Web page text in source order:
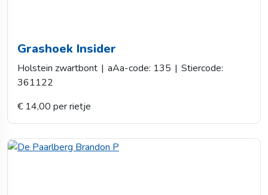
Grashoek Insider
Holstein zwartbont | aAa-code: 135 | Stiercode:
361122
€ 14,00 per rietje